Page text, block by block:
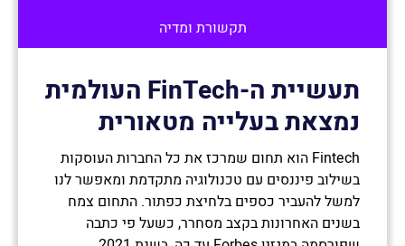
תקשורת ומדיה
תעשיית ה-FinTech העולמית
נמצאת בעלייה מטאורית
Fintech הוא תחום שמרכז את כל החברות העוסקות
בשילוב פיננסים עם טכנולוגיה מתקדמת ומאפשר לנו
למשל להעביר כספים בלחיצת כפתור. התחום צמח
בשנים האחרונות בקצב מסחרר, כשעל פי כתבה